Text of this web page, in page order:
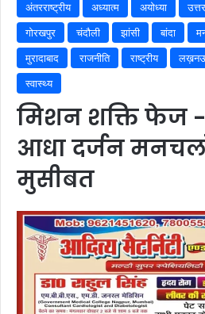
अंतरराष्ट्रीय
अध्यात्म अयोध्या
गोरखपुर
चंदौली झांसी बांदा
मुरादाबाद
राजनीति राष्ट्रीय
स्वास्थ्य
मिशन शक्ति फेज
आधा दर्जन
मुसीबत